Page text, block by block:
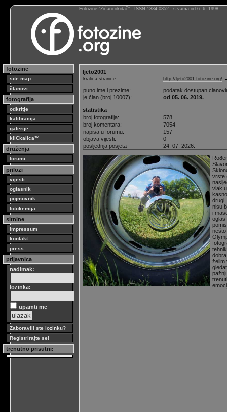
Fotozine “Žičani okidač” : ISSN 1334-0352 : s vama od 6. 6. 1998
fotozine
site map
članovi
fotografija
odkritje
kalibracija
galerije
kliCkalica™
druženja
forumi
prilozi
vijesti
oglasnik
pojmovnik
fotokemija
sitnine
impressum
kontakt
press
prijavnica
nadimak:
lozinka:
upamti me
Zaboravili ste lozinku?
Registrirajte se!
trenutno prisutni:
ljeto2001
kratica stranice: http://ljeto2001.fotozine.org/
puno ime i prezime:
podatak dostupan
je član (broj 10007):
od 05. 06. 2019.
statistika
broj fotografija:
578
broj komentara:
7054
napisa u forumu:
157
objava vijesti:
0
posljednja posjeta
24. 07. 2026.
vrste
vlak
nisu
i
oglas
nešto
želim